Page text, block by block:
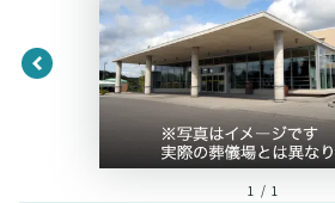
1 / 1